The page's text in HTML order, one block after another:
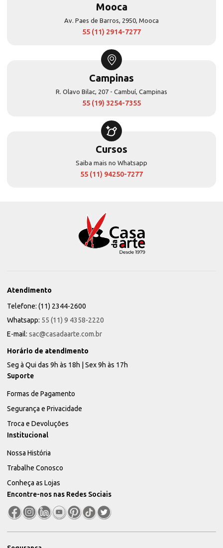
Mooca
Av. Paes de Barros, 2950, Mooca
55 (11) 2914-7277
Campinas
R. Olavo Bilac, 207 - Cambuí, Campinas
55 (19) 3254-7355
Cursos
Saiba mais no Whatsapp
55 (11) 94250-7277
Atendimento
Telefone: (11) 2344-2600
Whatsapp: 55 (11) 9 4358-2220
E-mail: sac@casadaarte.com.br
Horário de atendimento
Seg à Qui das 9h às 18h | Sex 9h às 17h
Suporte
Formas de Pagamento
Segurança e Privacidade
Troca e Devoluções
Institucional
Nossa História
Trabalhe Conosco
Conheça as Lojas
Encontre-nos nas Redes Sociais